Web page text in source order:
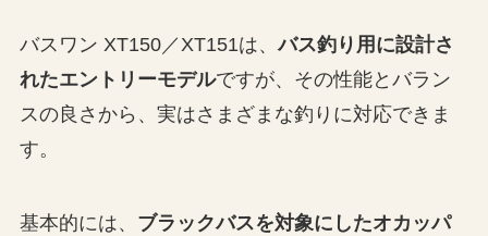
バスワン XT150／XT151は、バス釣り用に設計さ
れたエントリーモデルですが、その性能とバラン
スの良さから、実はさまざまな釣りに対応できま
す。
基本的には、 ブラックバスを対象にしたオカッパ